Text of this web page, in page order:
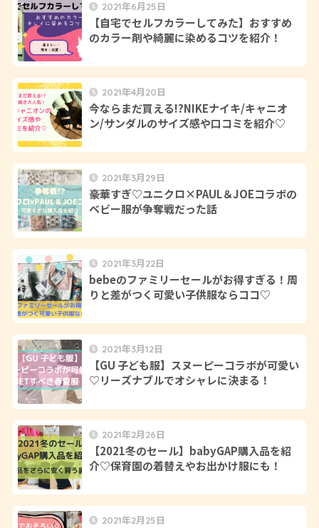
2021年6月25日
【自宅でセルフカラーしてみた】おすすめ
のカラー剤や綺麗に染めるコツを紹介！
2021年4月20日
今ならまだ買える!?NIKEナイキ/キャニオ
ン/サンダルのサイズ感や口コミを紹介♡
2021年3月29日
豪華すぎ♡ユニクロ×PAUL＆JOEコラボの
ベビー服が争奪戦だった話
2021年3月22日
bebeのファミリーセールがお得すぎる！周
りと差がつく可愛い子供服ならココ♡
2021年3月12日
【GU 子ども服】スヌーピーコラボが可愛い
♡リーズナブルでオシャレに決まる！
2021年2月26日
【2021冬のセール】babyGAP購入品を紹
介♡保育園の着替えやお出かけ服にも！
2021年2月25日